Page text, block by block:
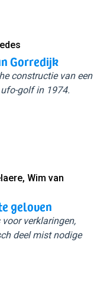
Gorredijk
constructie van een
golf in 1974.
Wim van
geloven
verklaringen,
deel mist nodige